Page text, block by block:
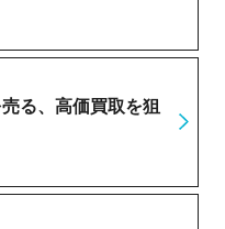
る、高価買取を狙